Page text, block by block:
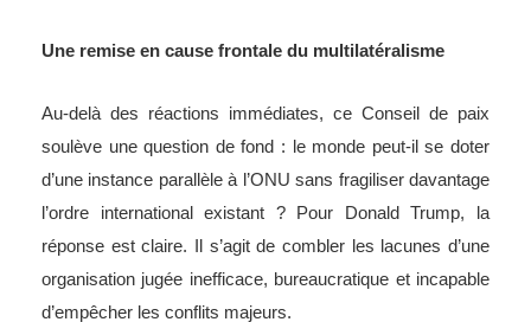
Une remise en cause frontale du multilatéralisme
Au-delà des réactions immédiates, ce Conseil de paix
soulève une question de fond : le monde peut-il se doter
d’une instance parallèle à l’ONU sans fragiliser davantage
l’ordre international existant ? Pour Donald Trump, la
réponse est claire. Il s’agit de combler les lacunes d’une
organisation jugée inefficace, bureaucratique et incapable
d’empêcher les conflits majeurs.